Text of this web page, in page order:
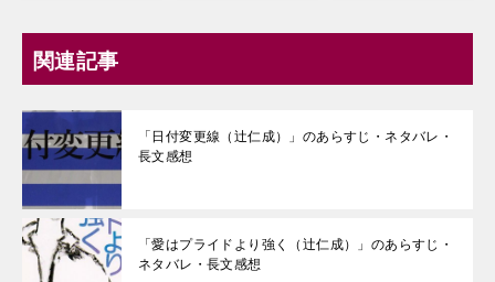
関連記事
「日付変更線（辻仁成）」のあらすじ・ネタバレ・
長文感想
「愛はプライドより強く（辻仁成）」のあらすじ・
ネタバレ・長文感想